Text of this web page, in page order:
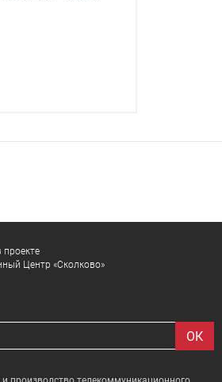
проекте
Центр «Сколково»